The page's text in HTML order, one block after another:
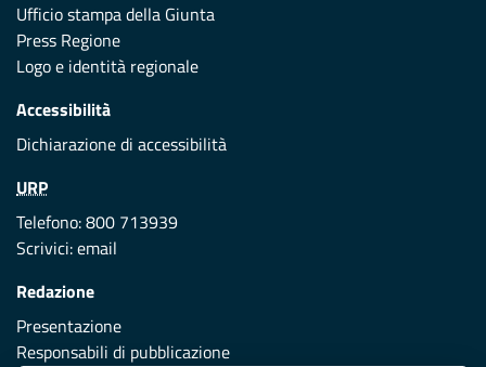
Ufficio stampa della Giunta
Press Regione
Logo e identità regionale
Accessibilità
Dichiarazione di accessibilità
URP
Telefono: 800 713939
Scrivici:email
Redazione
Presentazione
Responsabili di pubblicazione